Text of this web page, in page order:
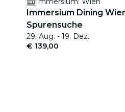
Immersium Dining
Spurensuche
29. Aug. - 19. Dez.
€ 139,00